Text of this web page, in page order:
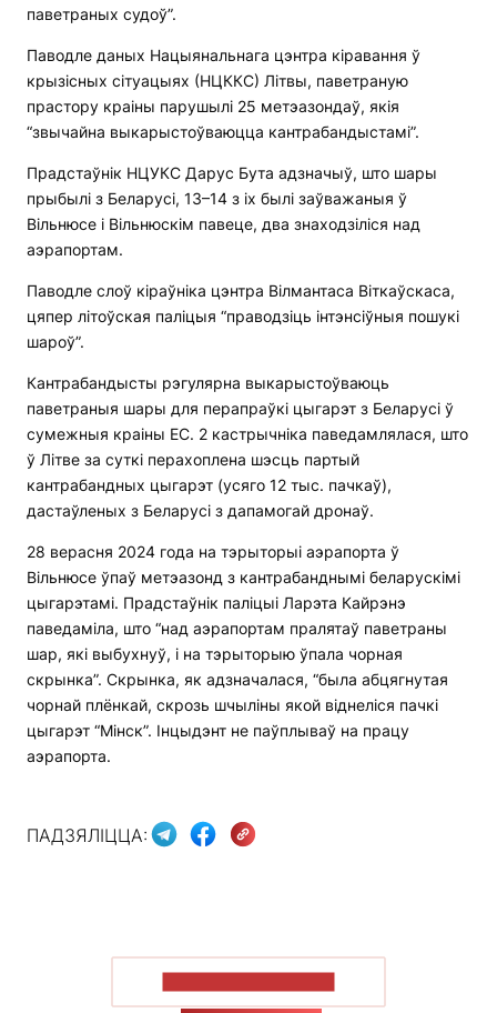
паветраных судоў”.
Паводле даных Нацыянальнага цэнтра кіравання ў
крызісных сітуацыях (НЦККС) Літвы, паветраную
прастору краіны парушылі 25 метэазондаў, якія
“звычайна выкарыстоўваюцца кантрабандыстамі”.
Прадстаўнік НЦУКС Дарус Бута адзначыў, што шары
прыбылі з Беларусі, 13–14 з іх былі заўважаныя ў
Вільнюсе і Вільнюскім павеце, два знаходзіліся над
аэрапортам.
Паводле слоў кіраўніка цэнтра Вілмантаса Віткаўскаса,
цяпер літоўская паліцыя “праводзіць інтэнсіўныя пошукі
шароў”.
Кантрабандысты рэгулярна выкарыстоўваюць
паветраныя шары для перапраўкі цыгарэт з Беларусі ў
сумежныя краіны ЕС. 2 кастрычніка паведамлялася, што
ў Літве за суткі перахоплена шэсць партый
кантрабандных цыгарэт (усяго 12 тыс. пачкаў),
дастаўленых з Беларусі з дапамогай дронаў.
28 верасня 2024 года на тэрыторыі аэрапорта ў
Вільнюсе ўпаў метэазонд з кантрабанднымі беларускімі
цыгарэтамі. Прадстаўнік паліцыі Ларэта Кайрэнэ
паведаміла, што “над аэрапортам пралятаў паветраны
шар, які выбухнуў, і на тэрыторыю ўпала чорная
скрынка”. Скрынка, як адзначалася, “была абцягнутая
чорнай плёнкай, скрозь шчыліны якой віднеліся пачкі
цыгарэт “Мінск”. Інцыдэнт не паўплываў на працу
аэрапорта.
ПАДЗЯЛІЦЦА: